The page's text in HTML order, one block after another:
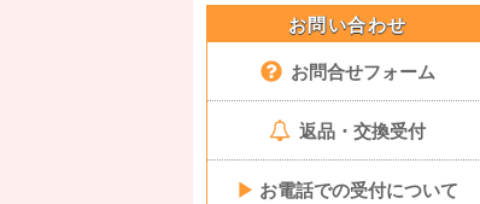
お問い合わせ
お問合せフォーム
返品・交換受付
▶ お電話での受付について